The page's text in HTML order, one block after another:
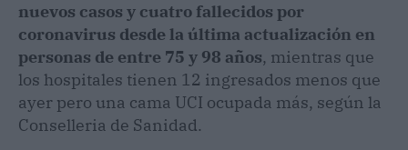
nuevos casos y cuatro fallecidos por
coronavirus desde la última actualización en
personas de entre 75 y 98 años, mientras que
los hospitales tienen 12 ingresados menos que
ayer pero una cama UCI ocupada más, según la
Conselleria de Sanidad.